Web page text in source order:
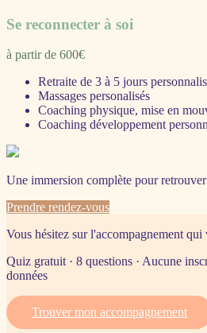
Se reconnecter à soi
à partir de 600€
Retraite de 3 à 5 jours
Massages personalisés
Coaching physique, mise en
Coaching développement
Une immersion complète pour
Prendre rendez-vous
Vous hésitez sur l'accompagnement qui
Quiz gratuit · 8 questions · Aucune
données
Trouver mon accompagnement